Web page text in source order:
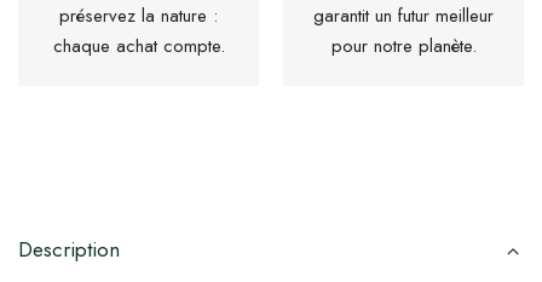
préservez la nature :
chaque achat compte.
garantit un futur meilleur
pour notre planète.
Description